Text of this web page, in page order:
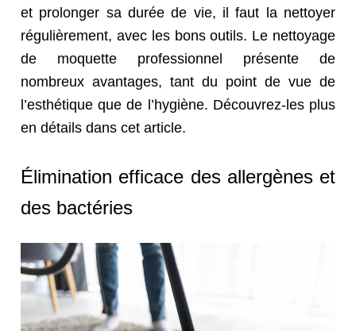
et prolonger sa durée de vie, il faut la nettoyer
régulièrement, avec les bons outils. Le nettoyage
de moquette professionnel présente de
nombreux avantages, tant du point de vue de
l’esthétique que de l’hygiène. Découvrez-les plus
en détails dans cet article.
Élimination efficace des allergènes et
des bactéries